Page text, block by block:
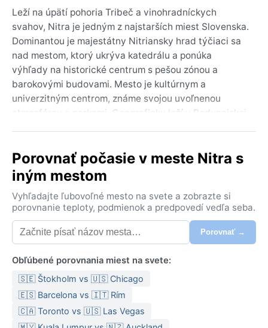
Leží na úpätí pohoria Tribeč a vinohradníckych
svahov, Nitra je jedným z najstarších miest Slovenska.
Dominantou je majestátny Nitriansky hrad týčiaci sa
nad mestom, ktorý ukrýva katedrálu a ponúka
výhľady na historické centrum s pešou zónou a
barokovými budovami. Mesto je kultúrnym a
univerzitným centrom, známe svojou uvoľnenou
atmosférou a parkami. Geograficky leží v Podunajskej
mestský ruch.
Podľa Köppena má Nitra vlhkú kontinentálnu klímu s
teplým letom (Dfb). Letá sú príjemne teplé až horúce,
s priemernými teplotami od 20 do 30 °C, občas
vystrelia aj k 35 °C. Zimy sú chladné, s teplotami
často pod bodom mrazu a pravidelnými snehovými
zrážkami, ktoré vytvárajú ľadovú pokrývku na
niekoľko dní. Zrážky sú rozložené pomerne
rovnomerne počas roka, s miernym vrcholom v
letných búrkach. Vlhkosť vzduchu býva vyššia najmä
na jar a na jeseň. Na cestu v lete treba ľahké
oblečenie, pršiplášť a slnečnú ochranu, v zime zase
Porovnať počasie v meste Nitra s
iným mestom
Vyhľadajte ľubovoľné mesto na svete a zobrazte si
porovnanie teploty, podmienok a predpovedí vedľa seba.
Porovnať →
Obľúbené porovnania miest na svete:
🇸🇪 Štokholm vs 🇺🇸 Chicago
🇪🇸 Barcelona vs 🇮🇹 Rím
🇨🇦 Toronto vs 🇺🇸 Las Vegas